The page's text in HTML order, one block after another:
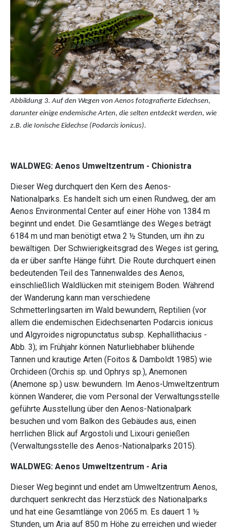
Abbildung 3. Auf den Wegen von Aenos fotografierte Eidechsen,
darunter einige endemische Arten, die selten entdeckt werden, wie
z.B. die Ionische Eidechse (Podarcis ionicus).
WALDWEG: Aenos Umweltzentrum - Chionistra
Dieser Weg durchquert den Kern des Aenos-
Nationalparks. Es handelt sich um einen Rundweg, der am
Aenos Environmental Center auf einer Höhe von 1384 m
beginnt und endet. Die Gesamtlänge des Weges beträgt
6184 m und man benötigt etwa 2 ½ Stunden, um ihn zu
bewältigen. Der Schwierigkeitsgrad des Weges ist gering,
da er über sanfte Hänge führt. Die Route durchquert einen
bedeutenden Teil des Tannenwaldes des Aenos,
einschließlich Waldlücken mit steinigem Boden. Während
der Wanderung kann man verschiedene
Schmetterlingsarten im Wald bewundern, Reptilien (vor
allem die endemischen Eidechsenarten Podarcis ionicus
und Algyroides nigropunctatus subsp. Kephallithacius -
Abb. 3); im Frühjahr können Naturliebhaber blühende
Tannen und krautige Arten (Foitos & Damboldt 1985) wie
Orchideen (Orchis sp. und Ophrys sp.), Anemonen
(Anemone sp.) usw. bewundern. Im Aenos-Umweltzentrum
können Wanderer, die vom Personal der Verwaltungsstelle
geführte Ausstellung über den Aenos-Nationalpark
besuchen und vom Balkon des Gebäudes aus, einen
herrlichen Blick auf Argostoli und Lixouri genießen
(Verwaltungsstelle des Aenos-Nationalparks 2015).
WALDWEG: Aenos Umweltzentrum - Aria
Dieser Weg beginnt und endet am Umweltzentrum Aenos,
durchquert senkrecht das Herzstück des Nationalparks
und hat eine Gesamtlänge von 2065 m. Es dauert 1 ½
Stunden, um Aria auf 850 m Höhe zu erreichen und wieder